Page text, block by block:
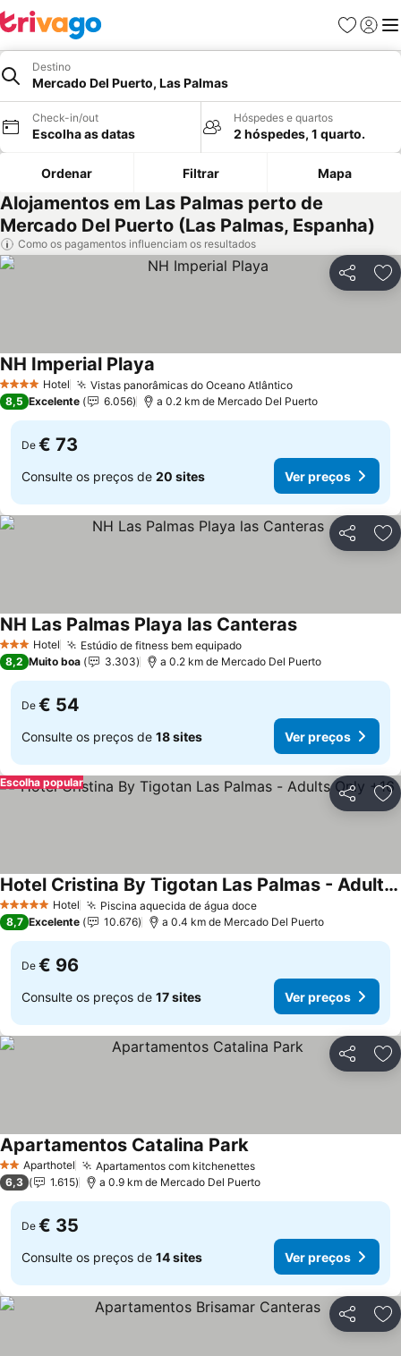
Favoritos
Iniciar
Destino
Mercado Del Puerto, Las Palmas
Check-in/out
Escolha as datas
Hóspedes e quartos
2 hóspedes, 1 quarto.
Ordenar Filtrar Mapa
Alojamentos em Las Palmas perto de
Mercado Del Puerto (Las Palmas, Espanha)
Como os pagamentos influenciam os resultados
Partilhar
4 EstrelasHotel Vistas panorâmicas do Oceano Atlântico
NH Imperial Playa
8,5 Excelente 6.056 a 0.2 km de Mercado Del Puerto
De € 73
Consulte os preços de 20 sites Ver preços
Partilhar
3 EstrelasHotel Estúdio de fitness bem equipado
NH Las Palmas Playa las Canteras
8,2 Muito boa 3.303 a 0.2 km de Mercado Del Puerto
De € 54
Consulte os preços de 18 sites Ver preços
Partilhar
Escolha popular
5 Estrelas Hotel Piscina aquecida de água doce
Hotel Cristina By Tigotan Las Palmas - Adults Only +16
8,7 Excelente 10.676 a 0.4 km de Mercado Del Puerto
De € 96
Consulte os preços de 17 sites Ver preços
Partilhar
2 EstrelasAparthotel Apartamentos com kitchenettes
Apartamentos Catalina Park
6,3 1.615 a 0.9 km de Mercado Del Puerto
De € 35
Consulte os preços de 14 sites Ver preços
Partilhar